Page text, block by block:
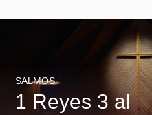
1 Reyes 3 al
SALMOS